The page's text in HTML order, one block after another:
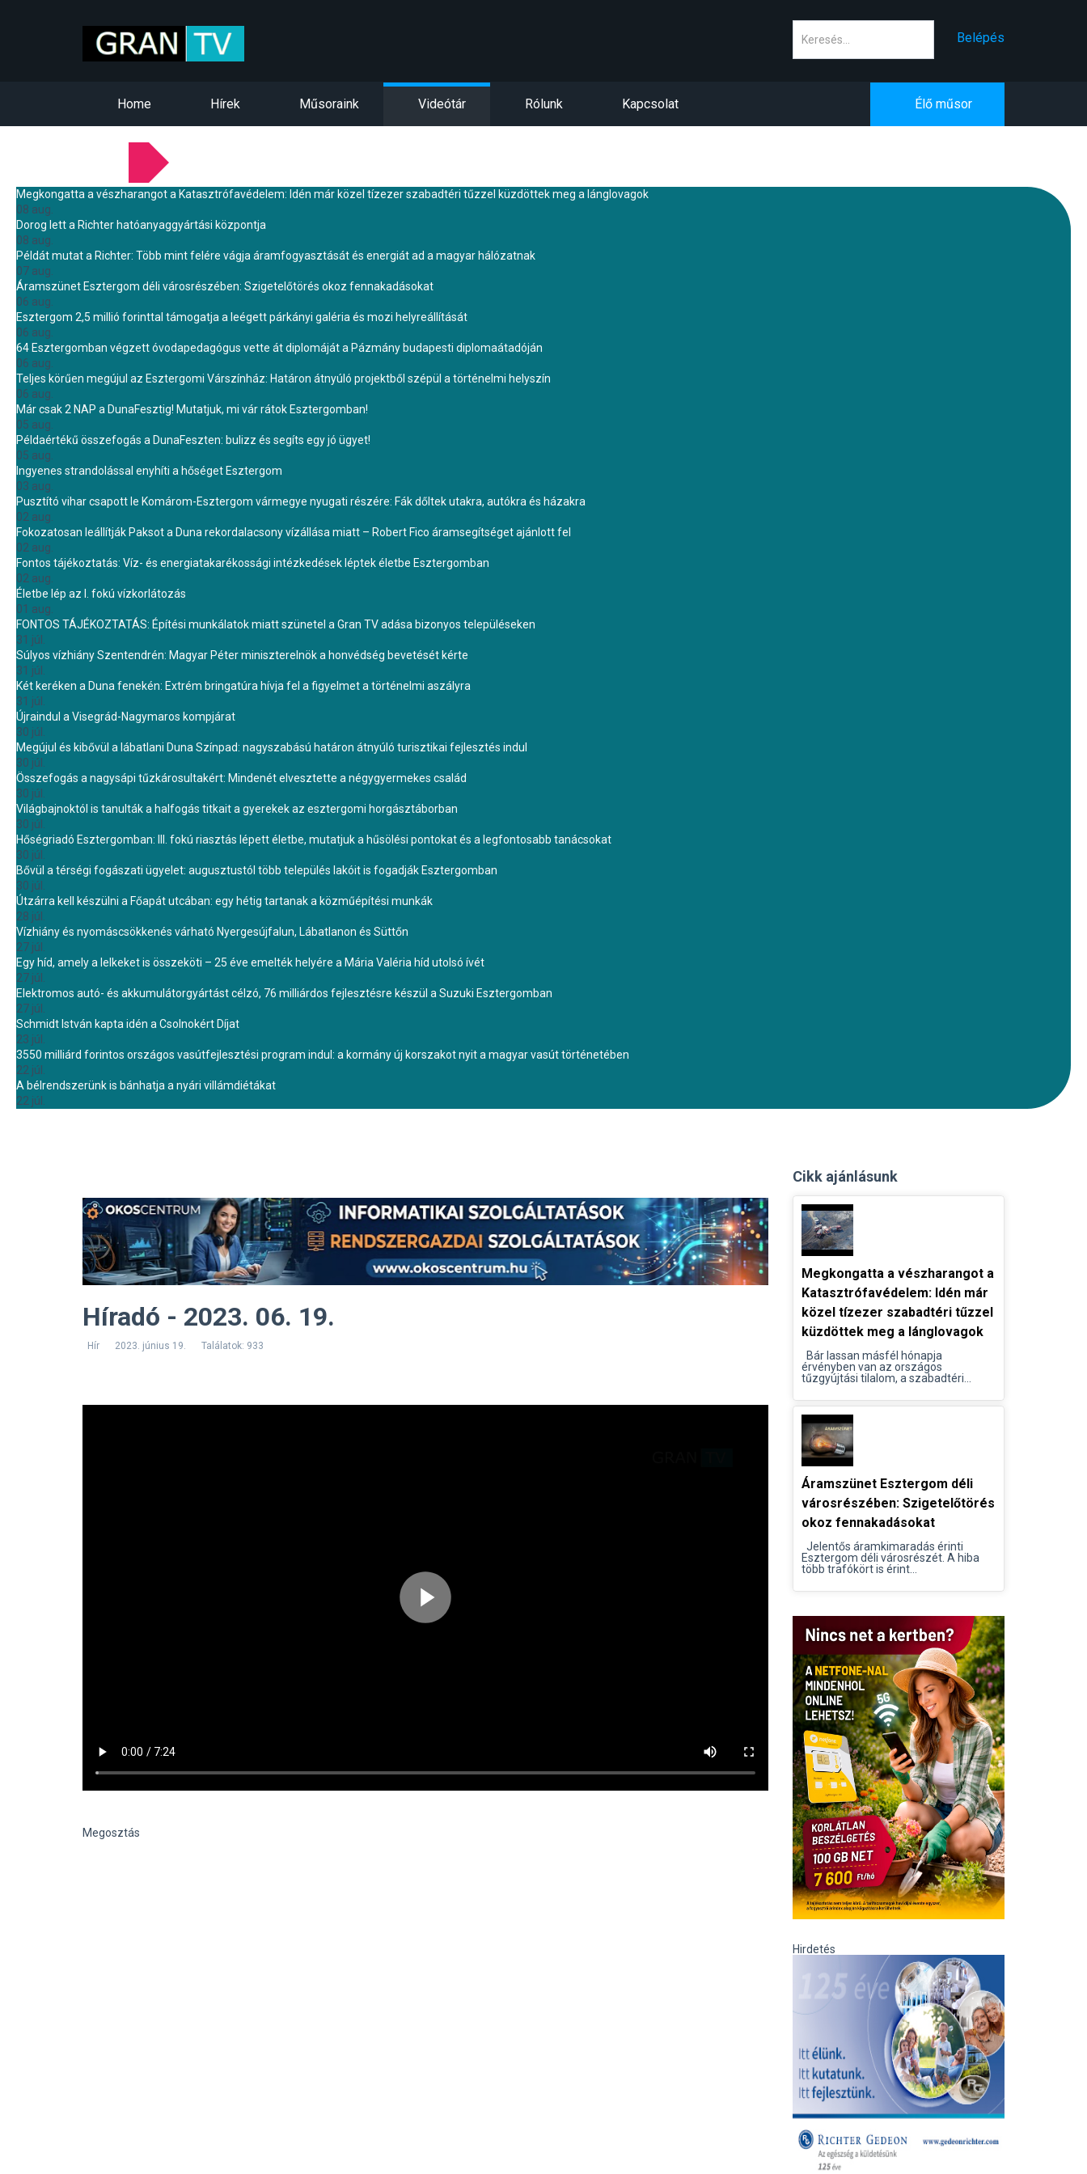
Belépés
Home Hírek Műsoraink Videótár Rólunk Kapcsolat Élő műsor
Megkongatta a vészharangot a Katasztrófavédelem: Idén már közel tízezer szabadtéri tűzzel küzdöttek meg a lánglovagok
08 aug.
Dorog lett a Richter hatóanyaggyártási központja
08 aug.
Példát mutat a Richter: Több mint felére vágja áramfogyasztását és energiát ad a magyar hálózatnak
07 aug.
Áramszünet Esztergom déli városrészében: Szigetelőtörés okoz fennakadásokat
06 aug.
Esztergom 2,5 millió forinttal támogatja a leégett párkányi galéria és mozi helyreállítását
06 aug.
64 Esztergomban végzett óvodapedagógus vette át diplomáját a Pázmány budapesti diplomaátadóján
06 aug.
Teljes körűen megújul az Esztergomi Várszínház: Határon átnyúló projektből szépül a történelmi helyszín
06 aug.
Már csak 2 NAP a DunaFesztig! Mutatjuk, mi vár rátok Esztergomban!
05 aug.
Példaértékű összefogás a DunaFeszten: bulizz és segíts egy jó ügyet!
05 aug.
Ingyenes strandolással enyhíti a hőséget Esztergom
03 aug.
Pusztító vihar csapott le Komárom-Esztergom vármegye nyugati részére: Fák dőltek utakra, autókra és házakra
02 aug.
Fokozatosan leállítják Paksot a Duna rekordalacsony vízállása miatt – Robert Fico áramsegítséget ajánlott fel
02 aug.
Fontos tájékoztatás: Víz- és energiatakarékossági intézkedések léptek életbe Esztergomban
02 aug.
Életbe lép az I. fokú vízkorlátozás
01 aug.
FONTOS TÁJÉKOZTATÁS: Építési munkálatok miatt szünetel a Gran TV adása bizonyos településeken
31 júl.
Súlyos vízhiány Szentendrén: Magyar Péter miniszterelnök a honvédség bevetését kérte
31 júl.
Két keréken a Duna fenekén: Extrém bringatúra hívja fel a figyelmet a történelmi aszályra
31 júl.
Újraindul a Visegrád-Nagymaros kompjárat
30 júl.
Megújul és kibővül a lábatlani Duna Színpad: nagyszabású határon átnyúló turisztikai fejlesztés indul
30 júl.
Összefogás a nagysápi tűzkárosultakért: Mindenét elvesztette a négygyermekes család
30 júl.
Világbajnoktól is tanulták a halfogás titkait a gyerekek az esztergomi horgásztáborban
30 júl.
Hőségriadó Esztergomban: III. fokú riasztás lépett életbe, mutatjuk a hűsölési pontokat és a legfontosabb tanácsokat
30 júl.
Bővül a térségi fogászati ügyelet: augusztustól több település lakóit is fogadják Esztergomban
30 júl.
Útzárra kell készülni a Főapát utcában: egy hétig tartanak a közműépítési munkák
28 júl.
Vízhiány és nyomáscsökkenés várható Nyergesújfalun, Lábatlanon és Süttőn
27 júl.
Egy híd, amely a lelkeket is összeköti – 25 éve emelték helyére a Mária Valéria híd utolsó ívét
27 júl.
Elektromos autó- és akkumulátorgyártást célzó, 76 milliárdos fejlesztésre készül a Suzuki Esztergomban
27 júl.
Schmidt István kapta idén a Csolnokért Díjat
23 júl.
3550 milliárd forintos országos vasútfejlesztési program indul: a kormány új korszakot nyit a magyar vasút történetében
22 júl.
A bélrendszerünk is bánhatja a nyári villámdiétákat
22 júl.
Híradó - 2023. 06. 19.
Hír 2023. június 19. Találatok: 933
Megosztás
Cikk ajánlásunk
Megkongatta a vészharangot a
Katasztrófavédelem: Idén már
közel tízezer szabadtéri tűzzel
küzdöttek meg a lánglovagok
Bár lassan másfél hónapja
érvényben van az országos
tűzgyújtási tilalom, a szabadtéri...
Áramszünet Esztergom déli
városrészében: Szigetelőtörés
okoz fennakadásokat
Jelentős áramkimaradás érinti
Esztergom déli városrészét. A hiba
több trafókört is érint...
Hirdetés